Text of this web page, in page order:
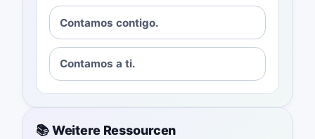
Contamos contigo.
Contamos a ti.
📚 Weitere Ressourcen